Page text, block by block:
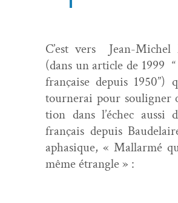
C’est vers Jean-Michel
(dans un arti­cle de 1999
française depuis 1950”)
tourn­erai pour soulign­er
tion dans l’échec aus­si
français depuis
aphasique, « Mal­lar­mé
même étran­gle » :